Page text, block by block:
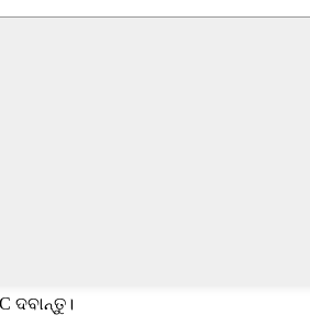
ଦବାନ୍ତୁ।